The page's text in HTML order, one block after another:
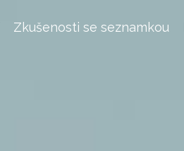
Zkušenosti se seznamkou